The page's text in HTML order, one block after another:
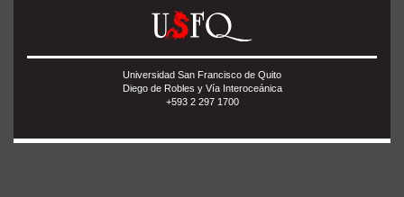
Universidad San Francisco de Quito
Diego de Robles y Vía Interoceánica
+593 2 297 1700